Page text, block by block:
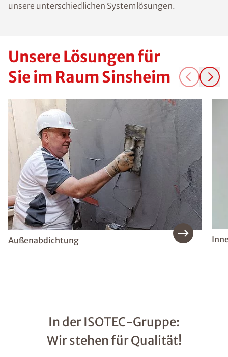
unsere unterschiedlichen Systemlösungen.
Unsere Lösungen für
Sie im Raum Sinsheim
Außenabdichtung
In der ISOTEC-Gruppe:
Wir stehen für Qualität!